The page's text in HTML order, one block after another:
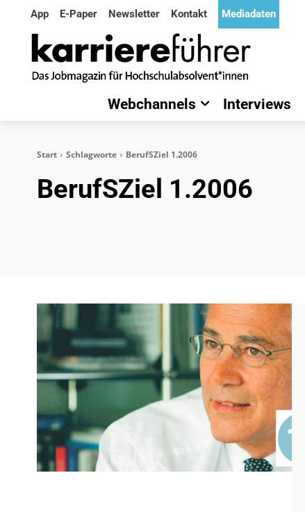
App E-Paper Newsletter Kontakt Mediadaten
Webchannels Interviews
Start Schlagworte BerufSZiel 1.2006
BerufSZiel 1.2006